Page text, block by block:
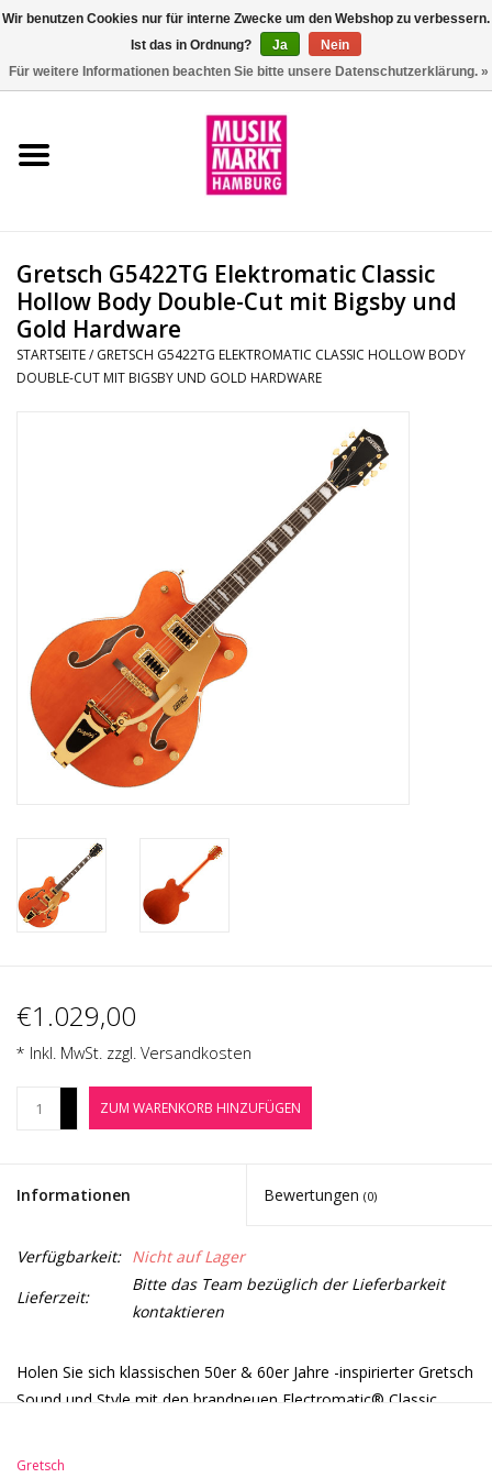
Aktion
Drums
Percussion
PA-Anlage
Traditionelle Instrumente
Signalprozessoren & Effekte
Star-Club Merch
Sound Equipment
Vermietung
Jobbörse
Marken
Gretsch G5422TG Elektromatic Classic
Hollow Body Double-Cut mit Bigsby und
Gold Hardware
STARTSEITE/ GRETSCH G5422TG ELEKTROMATIC CLASSIC HOLLOW BODY
DOUBLE-CUT MIT BIGSBY UND GOLD HARDWARE
€1.029,00
* Inkl. MwSt. zzgl. Versandkosten
ZUM WARENKORB HINZUFÜGEN
Informationen Bewertungen (0)
Verfügbarkeit: Nicht auf Lager
Lieferzeit:
Bitte das Team bezüglich der Lieferbarkeit
kontaktieren
Holen Sie sich klassischen 50er & 60er Jahre -inspirierter Gretsch
Sound und Style mit den brandneuen Electromatic® Classic
Hohl-Körper-Sound, Stil und Spielbarkeit, sind diese No-
Gretsch
Wir benutzen Cookies nur für interne Zwecke um den Webshop zu verbessern.
Ist das in Ordnung?
Ja
Nein
Für weitere Informationen beachten Sie bitte unsere Datenschutzerklärung. »